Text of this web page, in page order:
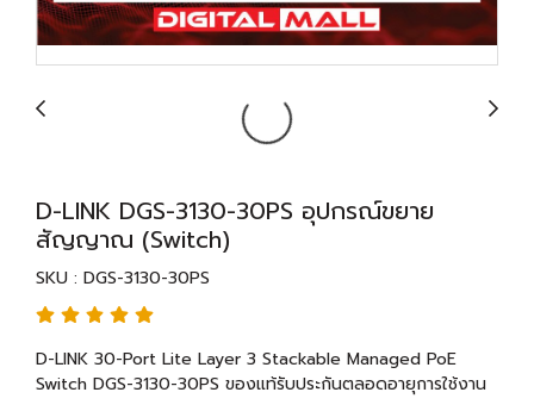
D-LINK DGS-3130-30PS อุปกรณ์ขยาย
สัญญาณ (Switch)
SKU : DGS-3130-30PS
D-LINK 30-Port Lite Layer 3 Stackable Managed PoE
Switch DGS-3130-30PS ของแท้รับประกันตลอดอายุการใช้งาน